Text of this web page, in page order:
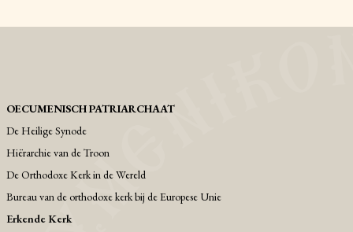
OECUMENISCH PATRIARCHAAT
De Heilige Synode
Hiërarchie van de Troon
De Orthodoxe Kerk in de Wereld
Bureau van de orthodoxe kerk bij de Europese Unie
Erkende Kerk